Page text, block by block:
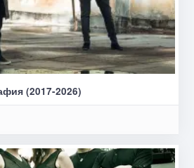
(2017-2026)